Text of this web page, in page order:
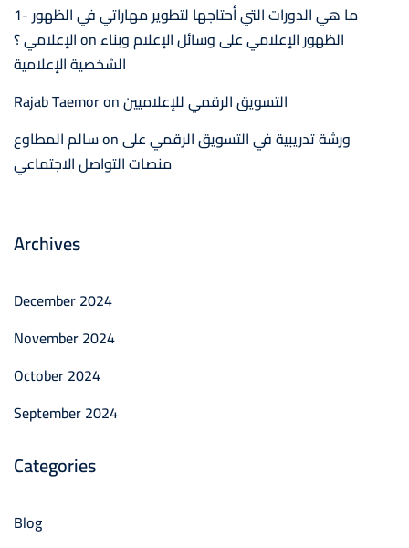
1- ما هي الدورات التي أحتاجها لتطوير مهاراتي في الظهور
الإعلامي ؟onالظهور الإعلامي على وسائل الإعلام وبناء
الشخصية الإعلامية
Rajab Taemoronالتسويق الرقمي للإعلاميين
سالم المطاوعonورشة تدريبية في التسويق الرقمي على
منصات التواصل الاجتماعي
Archives
December 2024
November 2024
October 2024
September 2024
Categories
Blog